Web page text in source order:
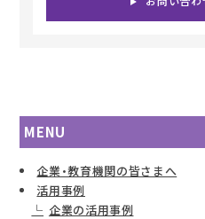
MENU
企業・教育機関の皆さまへ
活用事例
企業の活用事例